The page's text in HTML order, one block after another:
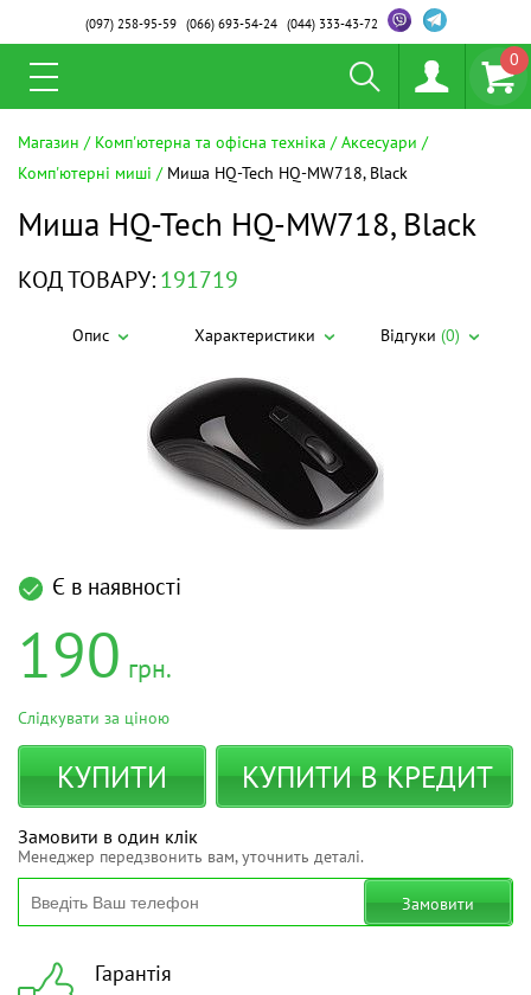
(097)258-95-59 (066)693-54-24 (044)333-43-72
0
Магазин Комп'ютерна та офісна техніка
Аксесуари
Комп'ютерні миші
Миша HQ-Tech HQ-MW718, Black
Миша HQ-Tech HQ-MW718, Black
КОД ТОВАРУ:191719
Опис Характеристики Відгуки(0)
Є в наявності
190 грн.
Слідкувати за ціною
КУПИТИ КУПИТИ В КРЕДИТ
Замовити в один клік
Менеджер передзвонить вам, уточнить деталі.
Замовити
Гарантія